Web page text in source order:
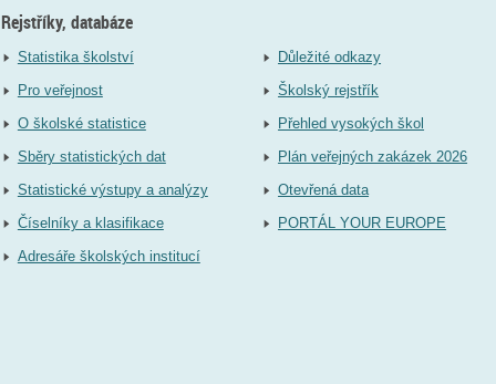
Rejstříky, databáze
Statistika školství
Pro veřejnost
O školské statistice
Sběry statistických dat
Statistické výstupy a analýzy
Číselníky a klasifikace
Adresáře školských institucí
Důležité odkazy
Školský rejstřík
Přehled vysokých škol
Plán veřejných zakázek 2026
Otevřená data
PORTÁL YOUR EUROPE